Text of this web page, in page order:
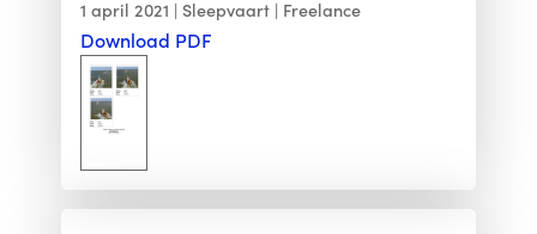
1 april 2021 Sleepvaart Freelance
Download PDF